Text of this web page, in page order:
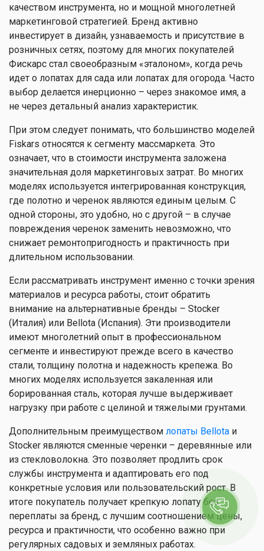
качеством инструмента, но и мощной многолетней
маркетинговой стратегией. Бренд активно
инвестирует в дизайн, узнаваемость и присутствие в
розничных сетях, поэтому для многих покупателей
Фискарс стал своеобразным «эталоном», когда речь
идет о лопатах для сада или лопатах для огорода. Часто
выбор делается инерционно – через знакомое имя, а
не через детальный анализ характеристик.
При этом следует понимать, что большинство моделей
Fiskars относятся к сегменту массмаркета. Это
означает, что в стоимости инструмента заложена
значительная доля маркетинговых затрат. Во многих
моделях используется интегрированная конструкция,
где полотно и черенок являются единым целым. С
одной стороны, это удобно, но с другой – в случае
повреждения черенок заменить невозможно, что
снижает ремонтопригодность и практичность при
длительном использовании.
Если рассматривать инструмент именно с точки зрения
материалов и ресурса работы, стоит обратить
внимание на альтернативные бренды – Stocker
(Италия) или Bellota (Испания). Эти производители
имеют многолетний опыт в профессиональном
сегменте и инвестируют прежде всего в качество
стали, толщину полотна и надежность крепежа. Во
многих моделях используется закаленная или
борированная сталь, которая лучше выдерживает
нагрузку при работе с целиной и тяжелыми грунтами.
Дополнительным преимуществом лопаты Bellota и
Stocker являются сменные черенки – деревянные или
из стекловолокна. Это позволяет продлить срок
службы инструмента и адаптировать его под
конкретные условия или пользовательский рост. В
итоге покупатель получает крепкую лопату без
переплаты за бренд, с лучшим соотношением цены,
ресурса и практичности, что особенно важно при
регулярных садовых и земляных работах.